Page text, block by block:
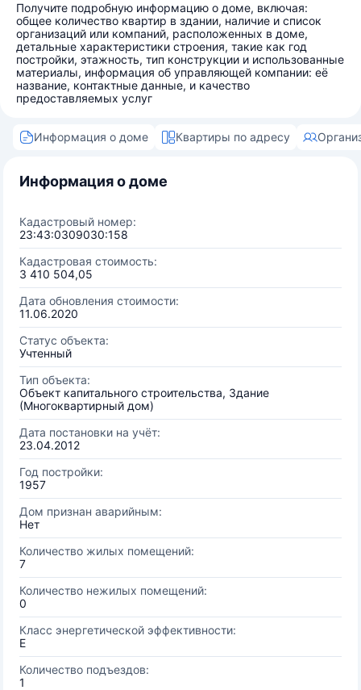
Получите подробную информацию о доме, включая:
общее количество квартир в здании, наличие и список
организаций или компаний, расположенных в доме,
детальные характеристики строения, такие как год
постройки, этажность, тип конструкции и использованные
материалы, информация об управляющей компании: её
название, контактные данные, и качество
предоставляемых услуг
Информация о доме Квартиры по адресу
Информация о доме
Кадастровый номер:
23:43:0309030:158
Кадастровая стоимость:
3 410 504,05
Дата обновления стоимости:
11.06.2020
Статус объекта:
Учтенный
Тип объекта:
Объект капитального строительства, Здание
(Многоквартирный дом)
Дата постановки на учёт:
23.04.2012
Год постройки:
1957
Дом признан аварийным:
Нет
Количество жилых помещений:
7
Количество нежилых помещений:
0
Класс энергетической эффективности:
E
Количество подъездов:
1